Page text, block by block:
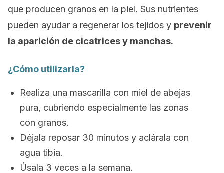
que producen granos en la piel. Sus nutrientes
pueden ayudar a regenerar los tejidos y prevenir
la aparición de cicatrices y manchas.
¿Cómo utilizarla?
Realiza una mascarilla con miel de abejas
pura, cubriendo especialmente las zonas
con granos.
Déjala reposar 30 minutos y aclárala con
agua tibia.
Úsala 3 veces a la semana.